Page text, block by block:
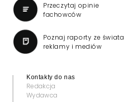
Przeczytaj opinie
fachowców
Poznaj raporty ze świata
reklamy i mediów
Kontakty do nas
Redakcja
Wydawca